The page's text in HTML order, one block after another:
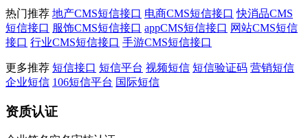
热门推荐 地产CMS短信接口 电商CMS短信接口 快消品CMS
短信接口 服饰CMS短信接口 appCMS短信接口 网站CMS短信
接口 行业CMS短信接口 手游CMS短信接口
更多推荐 短信接口 短信平台 视频短信 短信验证码 营销短信
企业短信 106短信平台 国际短信
资质认证